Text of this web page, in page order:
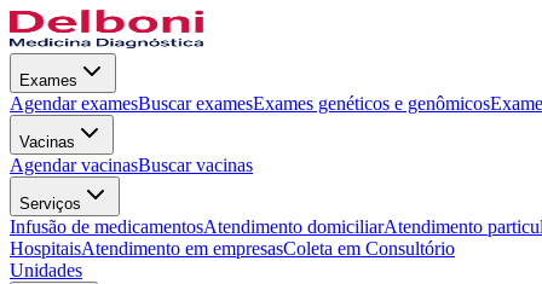
Exames
Agendar examesBuscar examesExames genéticos e genômicos
Vacinas
Agendar vacinasBuscar vacinas
Serviços
Infusão de medicamentosAtendimento domiciliarAtendimento
HospitaisAtendimento em empresasColeta em Consultório
Unidades